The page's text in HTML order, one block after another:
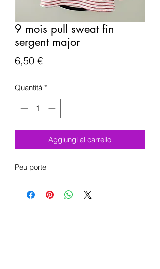
9 mois pull sweat fin
sergent major
6,50 €Prezzo
Quantità *
Aggiungi al carrello
Peu porte